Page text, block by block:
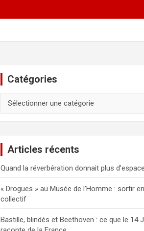
Catégories
Articles récents
Quand la réverbération donnait plus
« Drogues » au Musée de l’Homme : sortir
collectif
Bastille, blindés et Beethoven : ce que le 14